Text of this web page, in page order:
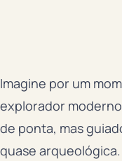
Imagine por um
explorador
de ponta, mas
quase